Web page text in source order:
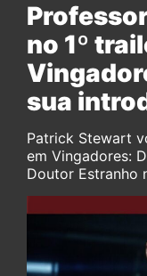
no 1º
sua
Patrick Stewart
em Vingadores:
Doutor Estranho